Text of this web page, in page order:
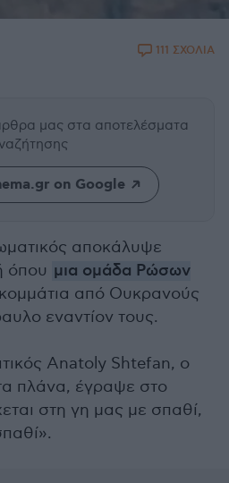
111 ΣΧΟΛΙΑ
μας στα αποτελέσματα
on Google
αποκάλυψε
όπου μια ομάδα Ρώσων
κομμάτια από Ουκρανούς
εναντίον τους.
Anatoly Shtefan, ο
πλάνα, έγραψε στο
στη γη μας με σπαθί,